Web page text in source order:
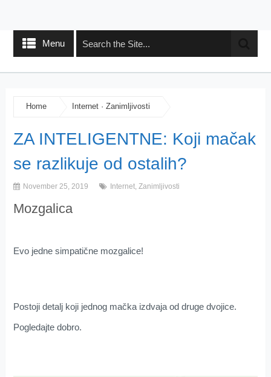
Menu
Home Internet· Zanimljivosti
ZA INTELIGENTNE: Koji mačak
se razlikuje od ostalih?
November 25, 2019 Internet, Zanimljivosti
Mozgalica
Evo jedne simpatične mozgalice!
Postoji detalj koji jednog mačka izdvaja od druge dvojice.
Pogledajte dobro.